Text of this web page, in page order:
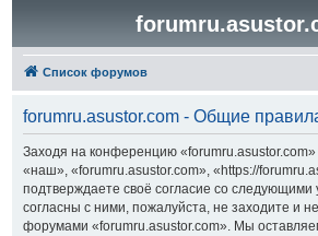
Список форумов
forumru.asustor.com - Общие
Заходя на конференцию
«наш», «forumru.asustor.com», «https://
подтверждаете своё согласие со следующими
согласны с ними, пожалуйста, не заходите и
форумами «forumru.asustor.com». Мы